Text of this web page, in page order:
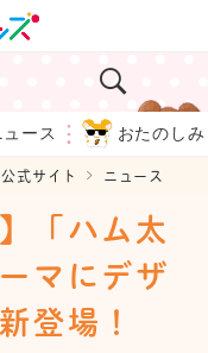
ュース おたのしみ
式サイト ニュース
「ハム太
マにデザ
登場！